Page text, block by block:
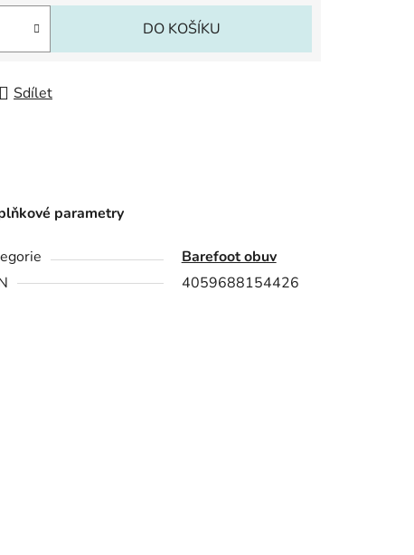
DO KOŠÍKU
Sdílet
parametry
Barefoot obuv
4059688154426